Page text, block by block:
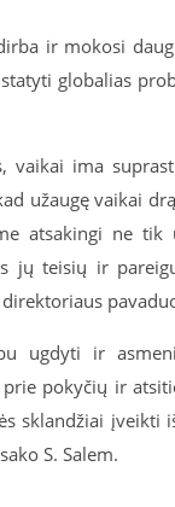
ir mokosi
globalias
ima
užaugę vaikai
atsakingi ne tik
jų teisių ir
ugdyti ir
pokyčių ir
sklandžiai įveikti
S. Salem.